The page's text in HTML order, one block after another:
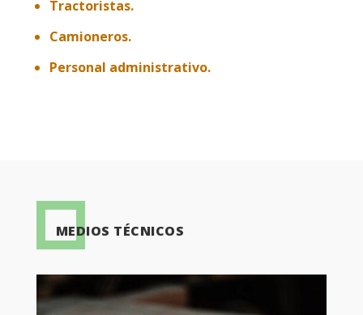
Tractoristas.
Camioneros.
Personal administrativo.
MEDIOS TÉCNICOS